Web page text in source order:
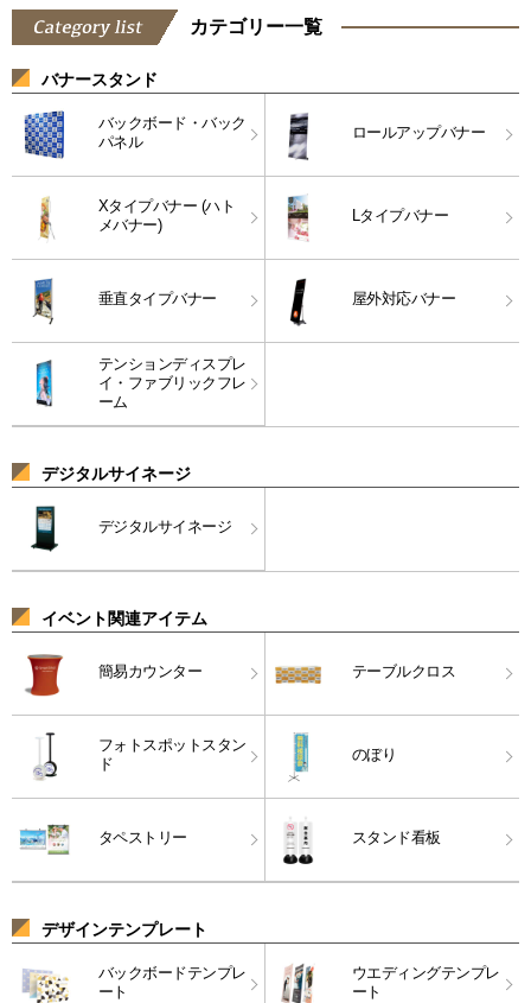
カテゴリー一覧
バナースタンド
バックボード・バック
パネル
ロールアップバナー
Xタイプバナー (ハト
メバナー)
Lタイプバナー
垂直タイプバナー 屋外対応バナー
テンションディスプレ
イ・ファブリックフレ
ーム
デジタルサイネージ
デジタルサイネージ
イベント関連アイテム
簡易カウンター テーブルクロス
フォトスポットスタン
ド
のぼり
タペストリー スタンド看板
デザインテンプレート
バックボードテンプレ
ート
ウエディングテンプレ
ート